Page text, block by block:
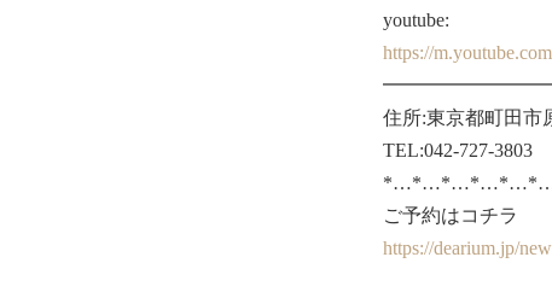
youtube:
https://
住所:東京都町田市
TEL:042-727-3803
ご予約はコチラ
https://dearium.jp/